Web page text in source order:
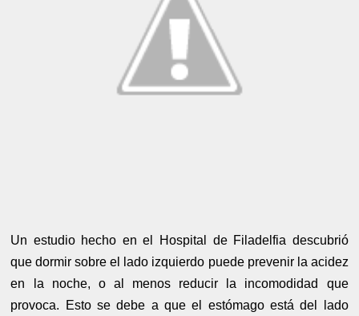
Un estudio hecho en el Hospital de Filadelfia descubrió
que dormir sobre el lado izquierdo puede prevenir la acidez
en la noche, o al menos reducir la incomodidad que
provoca. Esto se debe a que el estómago está del lado